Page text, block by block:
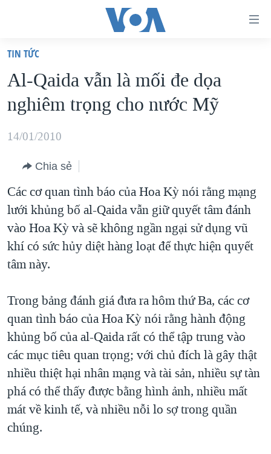
truy
cập
Tới
dung
chính
điều
hướng
chính
Đi
tới
VIỆT NAM
HOA KỲ
BIỂN ĐÔNG
BLOG
DIỄN ĐÀN
MỤC
TỰ DO BÁO CHÍ
VẠCH TRẦN TIN GIẢ
ĐỜI SỐNG
KHOA HỌC
SỨC KHOẺ
VĂN HOÁ
THỂ THAO
GIÁO DỤC
CHUYÊN ĐỀ
CHIẾN TRANH THƯƠNG MẠI CỦA MỸ: QUÁ KHỨ VÀ HIỆN
HÀNH TRÌNH BẦU CỬ 2024
MỘT NĂM CHIẾN TRANH TẠI DẢI GAZA
GIẢI MÃ VÀNH ĐAI & CON ĐƯỜNG
NGÀY TỊ NẠN THẾ GIỚI
TRỊNH VĨNH BÌNH - NGƯỜI HẠ 'BÊN THẮNG CUỘC'
GROUND ZERO – XƯA VÀ NAY
CHI PHÍ CHIẾN TRANH AFGHANISTAN
HỌC TIẾNG ANH
NGHE
MẠNG XÃ HỘI
Ngôn ngữ khác
TIN TỨC
Al-Qaida vẫn là mối đe dọa
nghiêm trọng cho nước Mỹ
14/01/2010
Chia sẻ
Các cơ quan tình báo của Hoa Kỳ nói rằng mạng
lưới khủng bố al-Qaida vẫn giữ quyết tâm đánh
vào Hoa Kỳ và sẽ không ngần ngại sử dụng vũ
khí có sức hủy diệt hàng loạt để thực hiện quyết
tâm này.
Trong bảng đánh giá đưa ra hôm thứ Ba, các cơ
quan tình báo của Hoa Kỳ nói rằng hành động
khủng bố của al-Qaida rất có thể tập trung vào
các mục tiêu quan trọng; với chủ đích là gây thật
nhiều thiệt hại nhân mạng và tài sản, nhiều sự tàn
phá có thể thấy được bằng hình ảnh, nhiều mất
mát về kinh tế, và nhiều nỗi lo sợ trong quần
chúng.